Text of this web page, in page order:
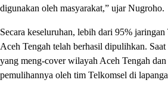
digunakan oleh masyarakat,” ujar Nugroho.
Secara keseluruhan, lebih dari 95%
Aceh Tengah telah berhasil dipulihkan.
yang meng-cover wilayah Aceh Tengah
pemulihannya oleh tim Telkomsel di